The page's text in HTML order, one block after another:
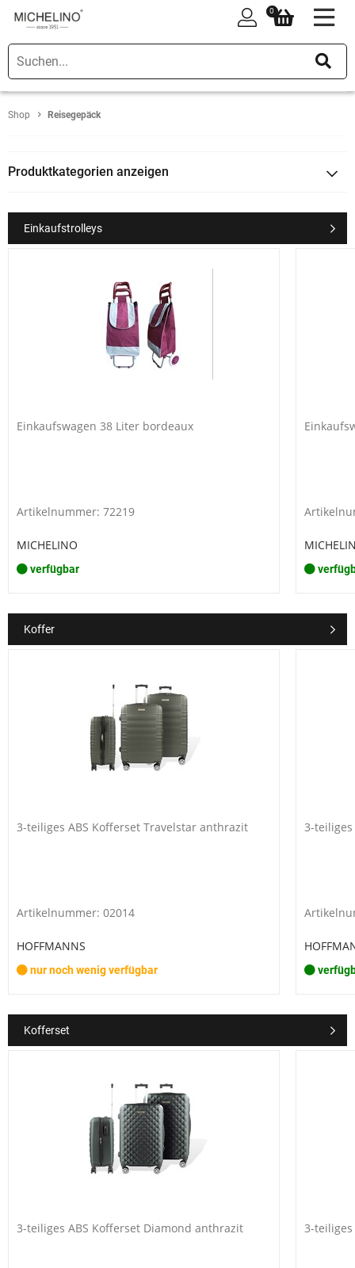
0
0
Shop Reisegepäck
Produktkategorien anzeigen
Einkaufstrolleys
Einkaufswagen 38 Liter bordeaux
Artikelnummer: 72219
MICHELINO
verfügbar
Koffer
3-teiliges ABS Kofferset Travelstar anthrazit
Artikelnummer: 02014
HOFFMANNS
nur noch wenig verfügbar
3-
Kofferset
3-teiliges ABS Kofferset Diamond anthrazit 3-teiliges